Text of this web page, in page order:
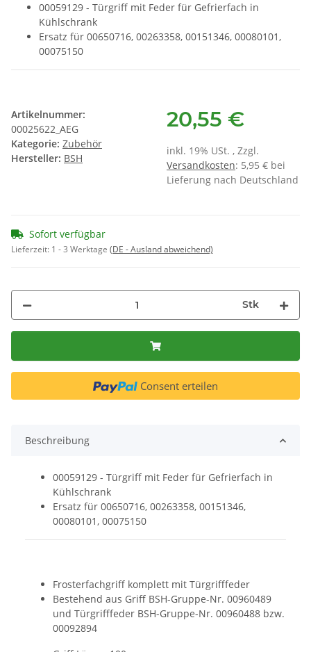
00059129 - Türgriff mit Feder für Gefrierfach in
Kühlschrank
Ersatz für 00650716, 00263358, 00151346, 00080101,
00075150
Artikelnummer:
00025622_AEG
Kategorie: Zubehör
Hersteller: BSH
20,55 €
inkl. 19% USt. , Zzgl.
Versandkosten: 5,95 € bei
Lieferung nach Deutschland
Sofort verfügbar
Lieferzeit: 1 - 3 Werktage (DE - Ausland abweichend)
Stk
Consent erteilen
Beschreibung
00059129 - Türgriff mit Feder für Gefrierfach in
Kühlschrank
Ersatz für 00650716, 00263358, 00151346,
00080101, 00075150
Frosterfachgriff komplett mit Türgrifffeder
Bestehend aus Griff BSH-Gruppe-Nr. 00960489
und Türgrifffeder BSH-Gruppe-Nr. 00960488 bzw.
00092894